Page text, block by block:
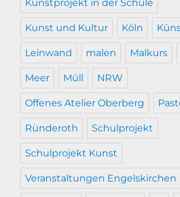
Kunstprojekt in der Schule
Kunst und Kultur Köln
Leinwand malen Malkurs
Meer Müll NRW
Offenes Atelier Oberberg
Ründeroth Schulprojekt
Schulprojekt Kunst
Veranstaltungen Engelskirchen